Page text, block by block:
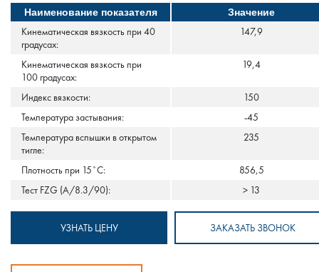
Наименование показателя Значение
Кинематическая вязкость при 40
градусах:
147,9
Кинематическая вязкость при
100 градусах:
19,4
Индекс вязкости:
150
Температура застывания:
-45
Температура вспышки в открытом
тигле:
235
Плотность при 15˚С:
856,5
Тест FZG (A/8.3/90):
> 13
УЗНАТЬ ЦЕНУ ЗАКАЗАТЬ ЗВОНОК